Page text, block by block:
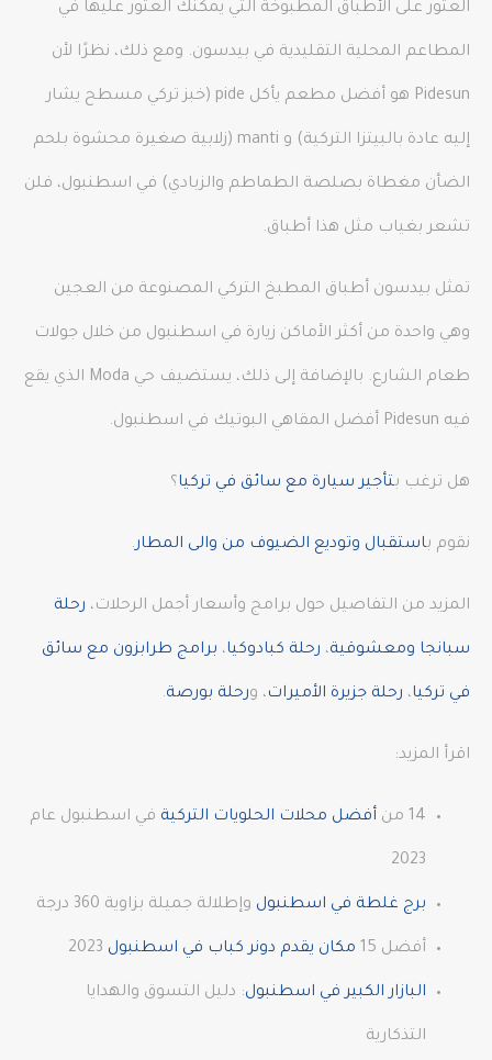
العثور على الأطباق المطبوخة التي يمكنك العثور عليها في
المطاعم المحلية التقليدية في بيدسون. ومع ذلك، نظرًا لأن
Pidesun هو أفضل مطعم يأكل pide (خبز تركي مسطح يشار
إليه عادة بالبيتزا التركية) و manti (زلابية صغيرة محشوة بلحم
الضأن مغطاة بصلصة الطماطم والزبادي) في اسطنبول، فلن
تشعر بغياب مثل هذا أطباق.
تمثل بيدسون أطباق المطبخ التركي المصنوعة من العجين
وهي واحدة من أكثر الأماكن زيارة في اسطنبول من خلال جولات
طعام الشارع. بالإضافة إلى ذلك، يستضيف حي Moda الذي يقع
فيه Pidesun أفضل المقاهي البوتيك في اسطنبول.
هل ترغب بتأجير سيارة مع سائق في تركيا ؟
نقوم باستقبال وتوديع الضيوف من والى المطار.
المزيد من التفاصيل حول برامج وأسعار أجمل الرحلات، رحلة
سبانجا ومعشوقية، رحلة كبادوكيا، برامج طرابزون مع سائق
في تركيا، رحلة جزيرة الأميرات، ورحلة بورصة.
اقرأ المزيد:
14 من أفضل محلات الحلويات التركية في اسطنبول عام
2023
برج غلطة في اسطنبول وإطلالة جميلة بزاوية 360 درجة
أفضل 15 مكان يقدم دونر كباب في اسطنبول
البازار الكبير في اسطنبول: دليل التسوق والهدايا
التذكارية